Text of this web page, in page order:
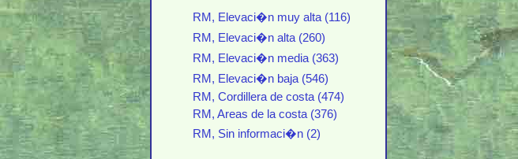
RM, Elevaci�n muy alta (116)
RM, Elevaci�n alta (260)
RM, Elevaci�n media (363)
RM, Elevaci�n baja (546)
RM, Cordillera de costa (474)
RM, Areas de la costa (376)
RM, Sin informaci�n (2)